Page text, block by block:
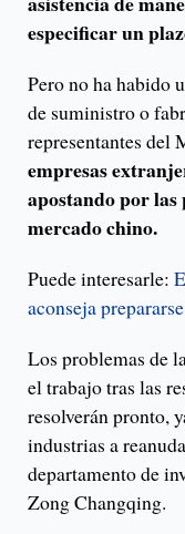
especificar un
Pero no ha habido
de suministro o
representantes del
empresas
apostando por
mercado chino.
Puede interesarle:
aconseja
Los problemas de
el trabajo tras las
resolverán pronto,
industrias a
departamento de
Zong Changqing.